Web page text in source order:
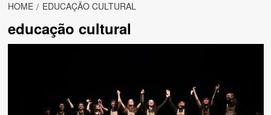
HOME EDUCAÇÃO CULTURAL
educação cultural